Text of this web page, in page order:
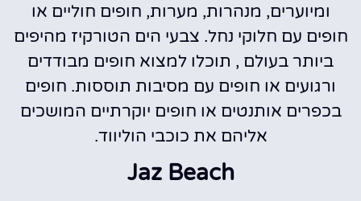
ומיוערים, מנהרות, מערות, חופים חוליים או
חופים עם חלוקי נחל. צבעי הים הטורקיז מהיפים
ביותר בעולם , תוכלו למצוא חופים מבודדים
ורגועים או חופים עם מסיבות תוססות. חופים
בכפרים אותנטים או חופים יוקרתיים המושכים
אליהם את כוכבי הוליווד.
Jaz Beach